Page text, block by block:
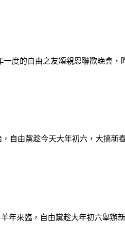
度的自由之友頌親恩聯歡晚會
，自由黨趁今天大年初六，大搞
羊年來臨，自由黨趁大年初六舉